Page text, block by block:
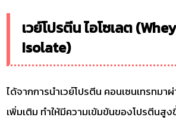
เวย์โปรตีน ไอโซเลต
Isolate)
ได้จากการนำเวย์โปรตีน คอนเซนเทรทมา
เพิ่มเติม ทำให้มีความเข้มข้นของโปรตีนสู